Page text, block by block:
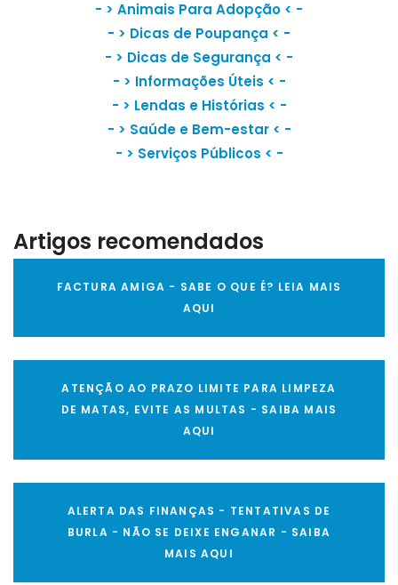
- > Animais Para Adopção < -
- > Dicas de Poupança < -
- > Dicas de Segurança < -
- > Informações Úteis < -
- > Lendas e Histórias < -
- > Saúde e Bem-estar< -
- > Serviços Públicos < -
Artigos recomendados
FACTURA AMIGA - SABE O QUE É? LEIA MAIS
AQUI
ATENÇÃO AO PRAZO LIMITE PARA LIMPEZA
DE MATAS, EVITE AS MULTAS - SAIBA MAIS
AQUI
ALERTA DAS FINANÇAS - TENTATIVAS DE
BURLA - NÃO SE DEIXE ENGANAR - SAIBA
MAIS AQUI